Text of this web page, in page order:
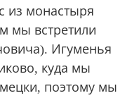
из монастыря
мы встретили
Игуменья
куда мы
поэтому мы